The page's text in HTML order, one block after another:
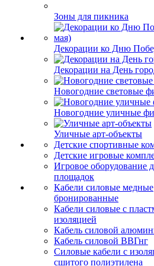
Зоны для пикника
Декорации ко Дню
Декорации на День
Новогодние световые
Новогодние уличные
Уличные арт-объекты
Детские спортивные
Детские игровые
Игровое оборудование
площадок
Кабели силовые медные
бронированные
Кабели силовые с
изоляцией
Кабель силовой
Кабель силовой ВВГнг
Силовые кабели с
сшитого полиэтилена